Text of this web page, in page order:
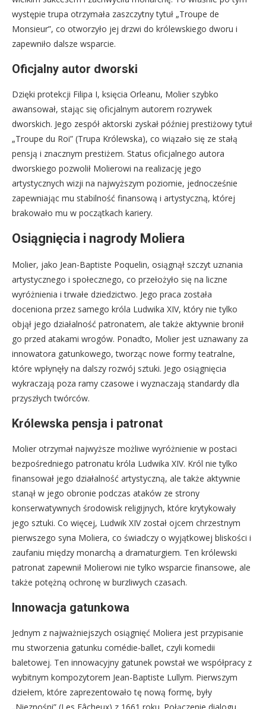
występie trupa otrzymała zaszczytny tytuł „Troupe de
Monsieur”, co otworzyło jej drzwi do królewskiego dworu i
zapewniło dalsze wsparcie.
Oficjalny autor dworski
Dzięki protekcji Filipa I, księcia Orleanu, Molier szybko
awansował, stając się oficjalnym autorem rozrywek
dworskich. Jego zespół aktorski zyskał później prestiżowy tytuł
„Troupe du Roi” (Trupa Królewska), co wiązało się ze stałą
pensją i znacznym prestiżem. Status oficjalnego autora
dworskiego pozwolił Molierowi na realizację jego
artystycznych wizji na najwyższym poziomie, jednocześnie
zapewniając mu stabilność finansową i artystyczną, której
brakowało mu w początkach kariery.
Osiągnięcia i nagrody Moliera
Molier, jako Jean-Baptiste Poquelin, osiągnął szczyt uznania
artystycznego i społecznego, co przełożyło się na liczne
wyróżnienia i trwałe dziedzictwo. Jego praca została
doceniona przez samego króla Ludwika XIV, który nie tylko
objął jego działalność patronatem, ale także aktywnie bronił
go przed atakami wrogów. Ponadto, Molier jest uznawany za
innowatora gatunkowego, tworząc nowe formy teatralne,
które wpłynęły na dalszy rozwój sztuki. Jego osiągnięcia
wykraczają poza ramy czasowe i wyznaczają standardy dla
przyszłych twórców.
Królewska pensja i patronat
Molier otrzymał najwyższe możliwe wyróżnienie w postaci
bezpośredniego patronatu króla Ludwika XIV. Król nie tylko
finansował jego działalność artystyczną, ale także aktywnie
stanął w jego obronie podczas ataków ze strony
konserwatywnych środowisk religijnych, które krytykowały
jego sztuki. Co więcej, Ludwik XIV został ojcem chrzestnym
pierwszego syna Moliera, co świadczy o wyjątkowej bliskości i
zaufaniu między monarchą a dramaturgiem. Ten królewski
patronat zapewnił Molierowi nie tylko wsparcie finansowe, ale
także potężną ochronę w burzliwych czasach.
Innowacja gatunkowa
Jednym z najważniejszych osiągnięć Moliera jest przypisanie
mu stworzenia gatunku comédie-ballet, czyli komedii
baletowej. Ten innowacyjny gatunek powstał we współpracy z
wybitnym kompozytorem Jean-Baptiste Lullym. Pierwszym
dziełem, które zaprezentowało tę nową formę, były